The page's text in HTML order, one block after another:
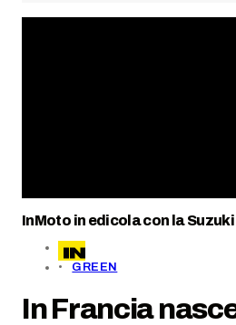
InMoto in edicola con la Suzuki
GREEN
In Francia